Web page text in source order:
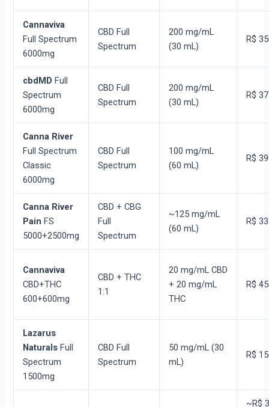
Cannaviva
Full Spectrum
6000mg
CBD Full
Spectrum
200 mg/mL
(30 mL)
R$
cbdMD Full
Spectrum
6000mg
CBD Full
Spectrum
200 mg/mL
(30 mL)
R$
Canna River
Full Spectrum
Classic
6000mg
CBD Full
Spectrum
100 mg/mL
(60 mL)
R$
Canna River
Pain FS
5000+2500mg
CBD + CBG
Full
Spectrum
~125 mg/mL
(60 mL)
R$
Cannaviva
CBD+THC
600+600mg
CBD + THC
1:1
20 mg/mL CBD
+ 20 mg/mL
THC
R$
Lazarus
Naturals Full
Spectrum
1500mg
CBD Full
Spectrum
50 mg/mL (30
mL)
R$
~R$